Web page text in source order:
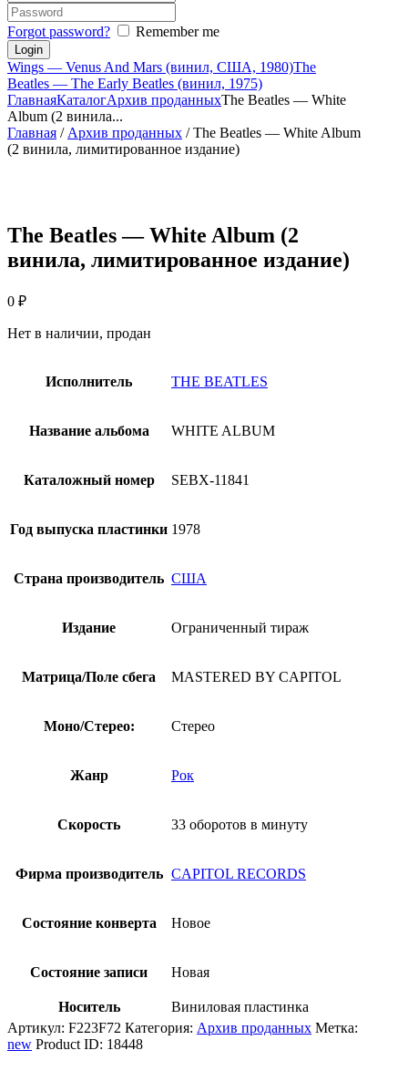
Forgot password? Remember me
Wings — Venus And Mars (винил, США, 1980)The
Beatles — The Early Beatles (винил, 1975)
ГлавнаяКаталогАрхив проданныхThe Beatles — White
Album (2 винила...
Главная / Архив проданных / The Beatles — White Album
(2 винила, лимитированное издание)
The Beatles — White Album (2
винила, лимитированное издание)
0 ₽
Нет в наличии, продан
Исполнитель THE BEATLES
Название альбома WHITE ALBUM
Каталожный номер SEBX-11841
Год выпуска пластинки 1978
Страна производитель США
Издание Ограниченный тираж
Матрица/Поле сбега MASTERED BY CAPITOL
Моно/Стерео: Стерео
Жанр Рок
Скорость 33 оборотов в минуту
Фирма производитель CAPITOL RECORDS
Состояние конверта Новое
Состояние записи Новая
Носитель
Виниловая пластинка
Артикул: F223F72 Категория: Архив проданных Метка:
new Product ID: 18448